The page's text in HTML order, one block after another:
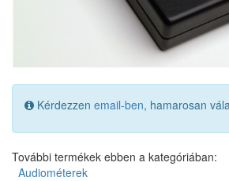
Kérdezzen email-ben, hamarosan
További termékek ebben a kategóriában:
Audiométerek